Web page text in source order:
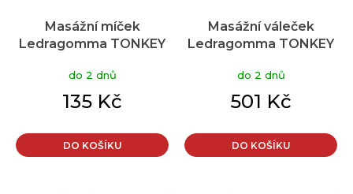
Masážní míček
Ledragomma TONKEY
cm, červená
do 2 dnů
135 Kč
DO KOŠÍKU
Masážní váleček
Ledragomma TONKEY
bodlinkami
do 2 dnů
501 Kč
DO KOŠÍKU